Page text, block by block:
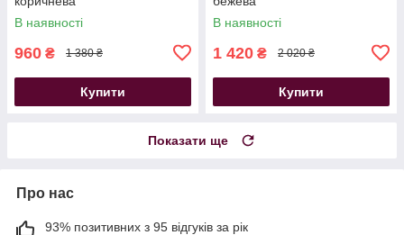
В наявності
960 ₴ 1 380 ₴
Купити
В наявності
1 420 ₴ 2 020 ₴
Купити
Показати ще
Про нас
93% позитивних з 95 відгуків за рік